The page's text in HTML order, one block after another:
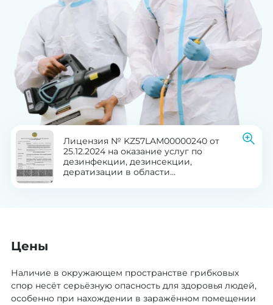
Лицензия № KZ57LAM00000240 от
25.12.2024 на оказание услуг по
дезинфекции, дезинсекции,
дератизации в области
Цены
Наличие в окружающем пространстве грибковых
спор несёт серьёзную опасность для здоровья людей,
особенно при нахождении в заражённом помещении